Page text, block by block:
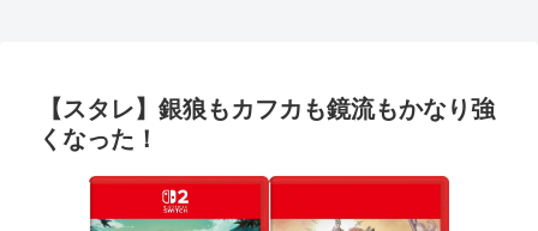
【スタレ】銀狼もカフカも鏡流もかなり強
くなった！